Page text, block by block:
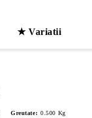
★ Variatii
Greutate: 0.500 Kg